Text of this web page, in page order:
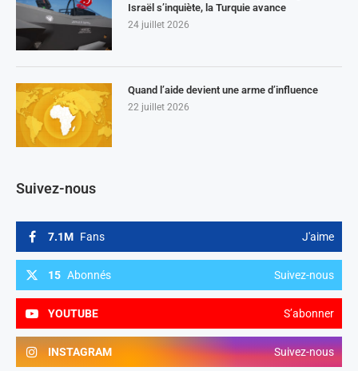
Israël s’inquiète, la Turquie avance
24 juillet 2026
Quand l’aide devient une arme d’influence
22 juillet 2026
Suivez-nous
7.1M Fans J'aime
15 Abonnés Suivez-nous
YOUTUBE S’abonner
INSTAGRAM Suivez-nous